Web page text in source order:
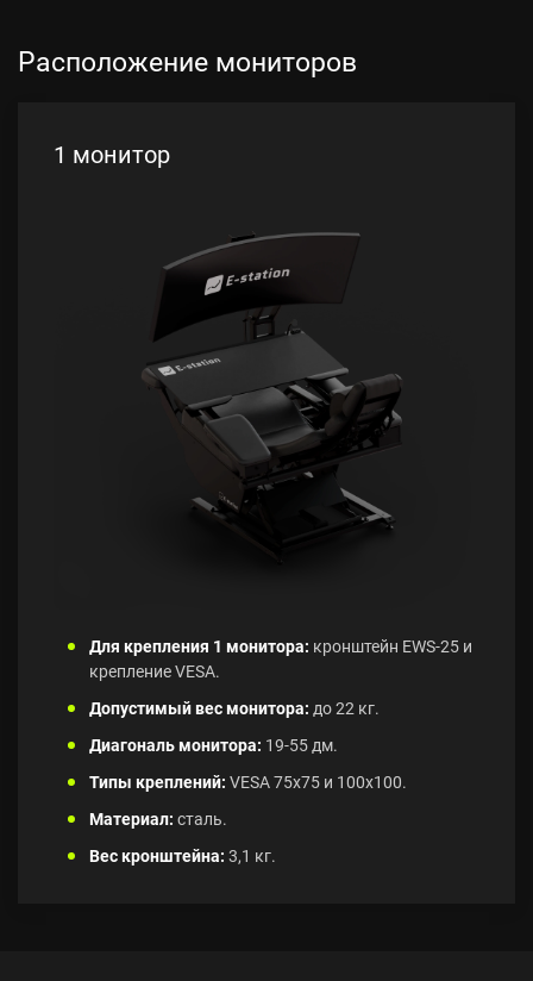
Расположение мониторов
1 монитор
Для крепления 1 монитора: кронштейн EWS-25 и
крепление VESA.
Допустимый вес монитора: до 22 кг.
Диагональ монитора: 19-55 дм.
Типы креплений: VESA 75x75 и 100x100.
Материал: сталь.
Вес кронштейна: 3,1 кг.